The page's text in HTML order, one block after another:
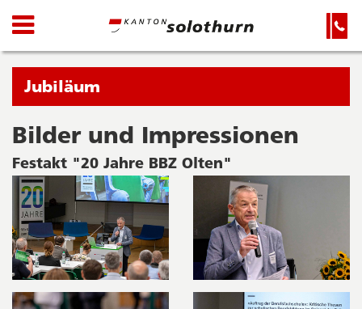
Kanton
Solothurn
Wichtige
Seiten
Startseite
Hauptnavigation
Inhalt
Sitemap
Suche
Navigation
und
Suche
Navigation
Sie
befinden
sich
gerade
in:
Jubiläum
Bilder und Impressionen
Festakt "20 Jahre BBZ Olten"